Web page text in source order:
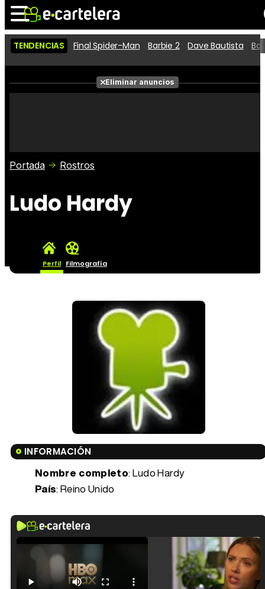
Noticias Cartelera
Películas
Críticas
TENDENCIAS Final Spider-Man Barbie 2 Dave Bautista
Eliminar anuncios
Portada Rostros
Ludo Hardy
Perfil Filmografía
INFORMACIÓN
Nombre completo: Ludo Hardy
País: Reino Unido